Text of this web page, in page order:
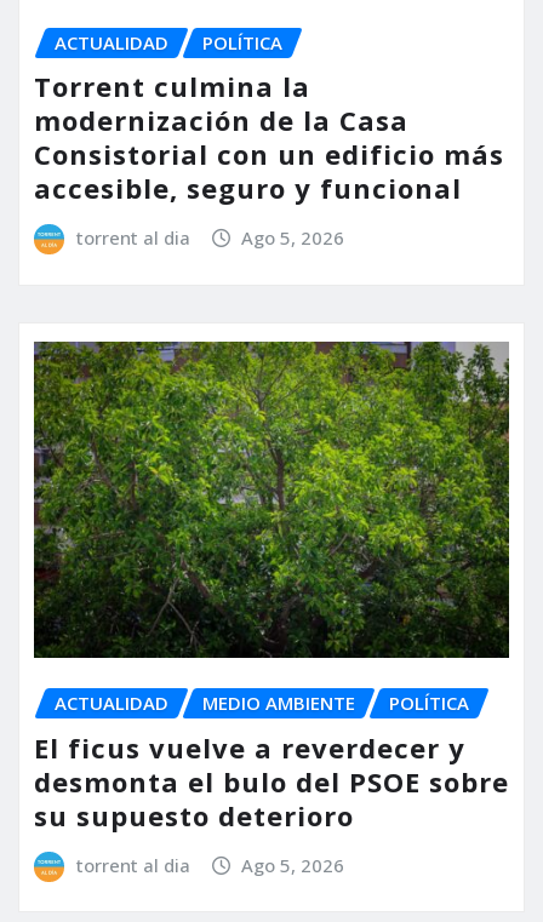
ACTUALIDAD POLÍTICA
Torrent culmina la
modernización de la Casa
Consistorial con un edificio más
accesible, seguro y funcional
torrent al dia Ago 5, 2026
ACTUALIDAD MEDIO AMBIENTE POLÍTICA
El ficus vuelve a reverdecer y
desmonta el bulo del PSOE sobre
su supuesto deterioro
torrent al dia Ago 5, 2026